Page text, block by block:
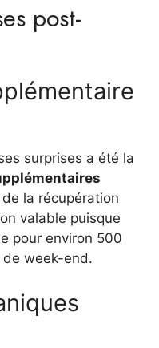
post-
surprises a été la
la récupération
valable puisque
pour environ 500
week-end.